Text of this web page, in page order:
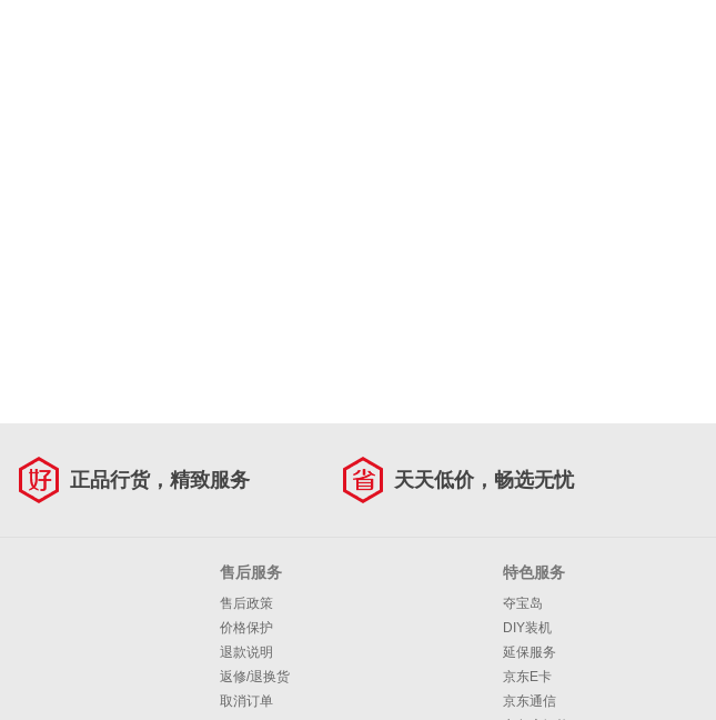
正品行货，精致服务 天天低价，畅选无忧
售后服务
售后政策
价格保护
退款说明
返修/退换货
取消订单
特色服务
夺宝岛
DIY装机
延保服务
京东E卡
京东通信